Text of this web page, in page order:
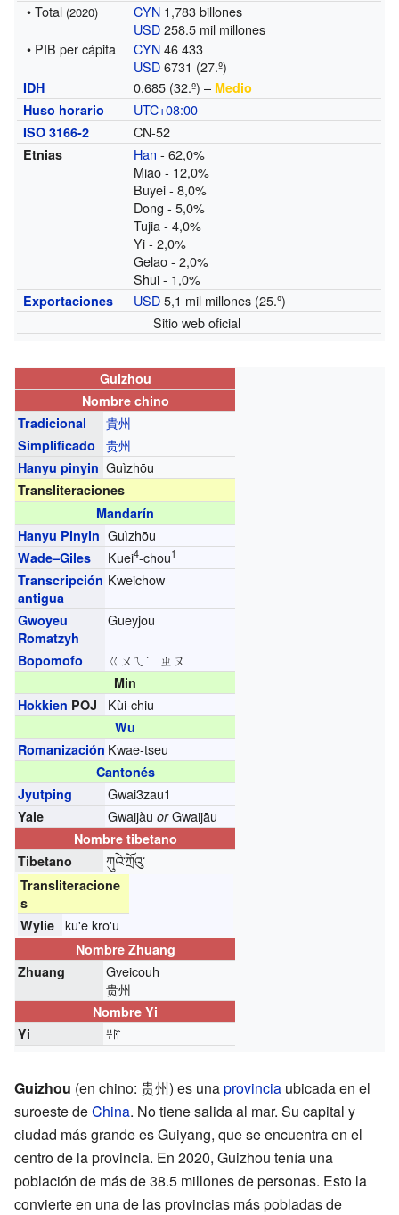
• Total (2020) CYN 1,783 billones
USD258.5 mil millones
• PIB per cápita
CYN46 433
USD6731 (27.º)
IDH 0.685 (32.º) – Medio
Huso horario
UTC+08:00
ISO 3166-2 CN-52
Etnias Han - 62,0%
Miao - 12,0%
Buyei - 8,0%
Dong - 5,0%
Tujia - 4,0%
Yi - 2,0%
Gelao - 2,0%
Shui - 1,0%
Exportaciones USD5,1 mil millones (25.º)
Sitio web oficial
Guizhou
Nombre chino
Tradicional
貴州
Simplificado 贵州
Hanyu pinyin Guìzhōu
Transliteraciones
Mandarín
Hanyu Pinyin Guìzhōu
Wade–Giles Kuei4-chou1
Transcripción
antigua
Kweichow
Gwoyeu
Romatzyh
Gueyjou
Bopomofo ㄍㄨㄟˋ ㄓㄡ
Min
Hokkien POJ Kùi-chiu
Wu
Romanización Kwae-tseu
Cantonés
Jyutping
Gwai3zau1
Yale GwaijàuorGwaijāu
Nombre tibetano
Tibetano
ཀུའེ་ཀྲོའུ་
Transliteracione
s
Wylie
ku'e kro'u
Nombre Zhuang
Zhuang
Gveicouh
贵州
Nombre Yi
Yi
ꇭꍏ
Guizhou (en chino: 贵州) es unaprovincia ubicada en el
suroeste deChina. No tiene salida al mar. Su capital y
ciudad más grande es Guiyang, que se encuentra en el
centro de la provincia. En 2020, Guizhou tenía una
población de más de 38.5 millones de personas. Esto la
convierte en una de las provincias más pobladas de